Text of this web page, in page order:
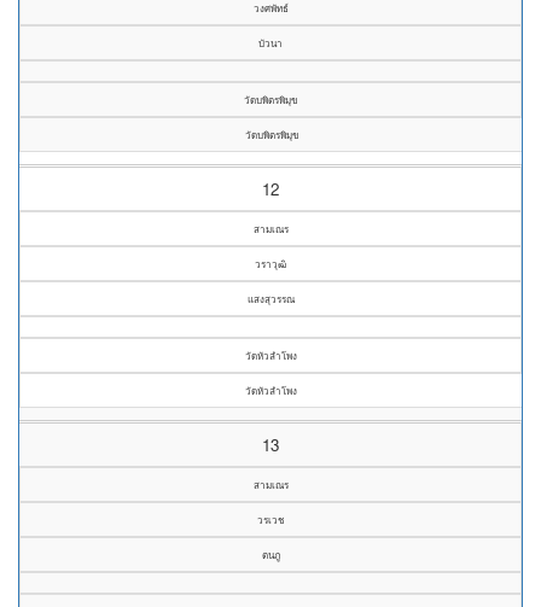
วงศพัทธ์
บัวนา
วัดบพิตรพิมุข
วัดบพิตรพิมุข
12
สามเณร
วราวุฒิ
แสงสุวรรณ
วัดหัวลำโพง
วัดหัวลำโพง
13
สามเณร
วรเวช
ตนภู